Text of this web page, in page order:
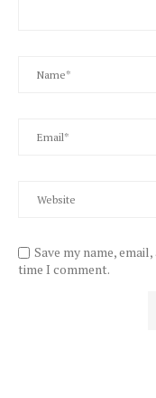
Save my name,
time I comment.